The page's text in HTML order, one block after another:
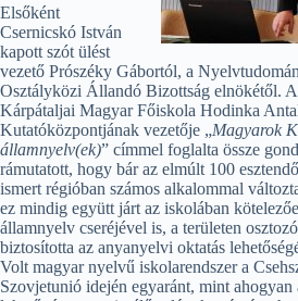
Elsőként
Csernicskó István
kapott szót ülést
vezető Prószéky Gábortól, a
Osztályközi Állandó Bizottság elnökétől.
Kárpátaljai Magyar Főiskola Hodinka
Kutatóközpontjának vezetője „Magyarok
államnyelv(ek)” címmel foglalta össze
rámutatott, hogy bár az elmúlt 100
ismert régióban számos alkalommal
ez mindig együtt járt az iskolában
államnyelv cseréjével is, a területen
biztosította az anyanyelvi oktatás
Volt magyar nyelvű iskolarendszer a
Szovjetunió idején egyaránt, mint